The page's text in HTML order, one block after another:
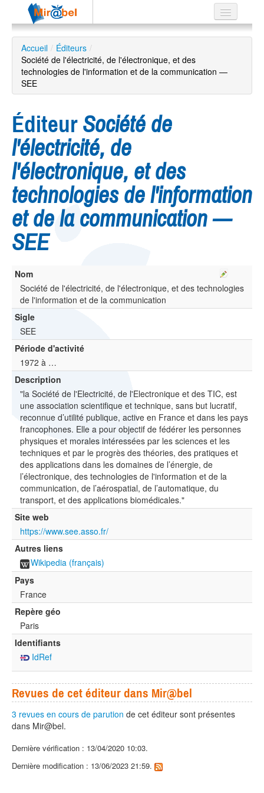
Le réseau
Soutien
Listes
Recherche
avancée
EN
Accueil / Éditeurs /
Société de l'électricité, de l'électronique, et des
technologies de l'information et de la communication —
SEE
Éditeur Société de
l'électricité, de
l'électronique, et des
technologies de l'information
et de la communication —
SEE
Nom
Société de l'électricité, de l'électronique, et des technologies
de l'information et de la communication
Sigle
SEE
Période d'activité
1972 à …
Description
"la Société de l'Electricité, de l'Electronique et des TIC, est
une association scientifique et technique, sans but lucratif,
reconnue d’utilité publique, active en France et dans les pays
francophones. Elle a pour objectif de fédérer les personnes
physiques et morales intéressées par les sciences et les
techniques et par le progrès des théories, des pratiques et
des applications dans les domaines de l’énergie, de
l’électronique, des technologies de l'information et de la
communication, de l’aérospatial, de l’automatique, du
transport, et des applications biomédicales."
Site web
https://www.see.asso.fr/
Autres liens
Wikipedia (français)
Pays
France
Repère géo
Paris
Identifiants
IdRef
Revues de cet éditeur dans Mir@bel
3 revues en cours de parution de cet éditeur sont présentes
dans Mir@bel.
Dernière vérification : 13/04/2020 10:03.
Dernière modification : 13/06/2023 21:59.